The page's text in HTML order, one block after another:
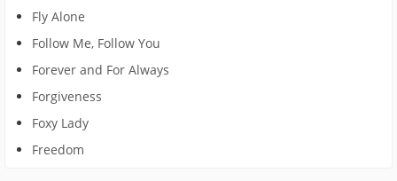
Fly Alone
Follow Me, Follow You
Forever and For Always
Forgiveness
Foxy Lady
Freedom